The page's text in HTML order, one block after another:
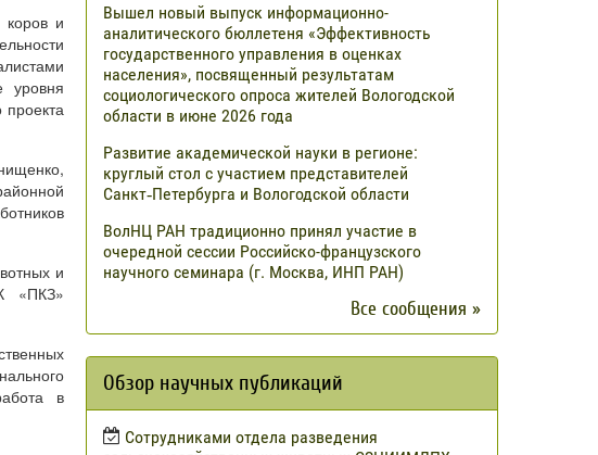
коров и
уровня
и
«ПКЗ»
в
Вышел новый выпуск информационно-
аналитического бюллетеня «Эффективность
государственного управления в оценках
населения», посвященный результатам
социологического опроса жителей Вологодской
области в июне 2026 года
Развитие академической науки в регионе:
круглый стол с участием представителей
Санкт‑Петербурга и Вологодской области
ВолНЦ РАН традиционно принял участие в
очередной сессии Российско-французского
научного семинара (г. Москва, ИНП РАН)
Все сообщения »
Обзор научных публикаций
Сотрудниками отдела разведения